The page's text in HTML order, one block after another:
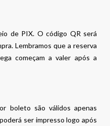
de PIX. O código QR será
Lembramos que a reserva
começam a valer após a
boleto são válidos apenas
ser impresso logo após